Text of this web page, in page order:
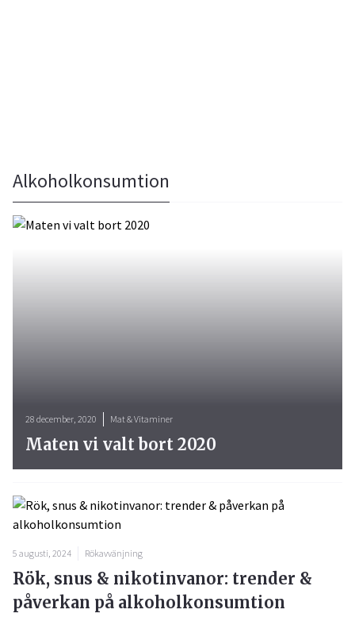
Alkoholkonsumtion
5 augusti, 2024 Rökavvänjning
Rök, snus & nikotinvanor: trender &
påverkan på alkoholkonsumtion
28 december, 2020 Mat & Vitaminer
Maten vi valt bort 2020